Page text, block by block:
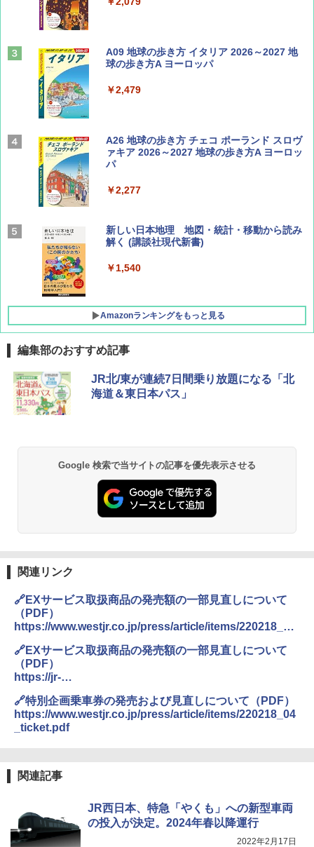
山と溪谷 2026年8月号「南アルプス大全」
Coyote No.89 特集 星野道夫 夢見る旅
￥1,540
AIRLINE（エアライン）2026年9月号【特
集】ボーイング110周年を祝して！
￥1,760
A09 地球の歩き方 イタリア 2026～2027 地
球の歩き方A ヨーロッパ
￥2,479
A26 地球の歩き方 チェコ ポーランド スロヴ
ァキア 2026～2027 地球の歩き方A ヨーロッ
パ
￥2,277
新しい日本地理 地図・統計・移動から読み
解く (講談社現代新書)
￥1,540
Amazonランキングをもっと見る
[キャンパーズコレクション 山善] ポップアッ
プテント 傘みたいに広げて畳める パッとサ
ッとサンシェード キューブ フルクローズ メ
￥6,830
PYKES PEAK (パイクスピーク) 着替えテン
ト プライバシー テント 【中が透けない】 1
人用 折りたたみ 防災グッズ 災害用トイレ ビ
易 トイレテント (ブラック)
ENDLESS BASE 《めざましテレビで紹介》
500002(89232)
￥5,999
広げるだけ パッとサッとテント ブラックコ
ーティング フルクローズ メッシュ 3-4人用
[キャンパーズコレクション 山善] 傘みたいに
広げるだけ パッとサッとテント キューブワ
イド ブラックコーティング フルクローズ メ
ッシュ 4人用 簡単設置 ポップアップテント P
GRANDOOR ステンレス保冷剤 2個セット 2
026リニューアル 急速冷凍 空間倍増 衛生的
コンパクト 保冷力長持ち
DEWEL パラソル 大型 ビーチ アウトドアパ
防水 UVカット 4段階高さ調整 軽量 収納袋付
き
秒）射程5～10m 安全ロック搭載 携帯収納袋
関の購入実績 登山・キャンプ・アウトドア・
防災用品 長期保存可能 緊急時用 日本国内発
送
ポインターライト 強力 小型 緑色/赤色/青紫色
HYREKK 八角形タープ 防水タープ 3×4.5m
ブラックラバーコーティング UPF50+ UVカ
編集部のおすすめ記事
JR北/東が連続7日間乗り放題になる「北
海道＆東日本パス」
Google 検索で当サイトの記事を優先表示させる
関連リンク
🔗EXサービス取扱商品の発売額の一部見直しについて
（PDF）
https://www.westjr.co.jp/press/article/items/220218_05
🔗EXサービス取扱商品の発売額の一部見直しについて
（PDF）
https://jr-
🔗特別企画乗車券の発売および見直しについて（PDF）
https://www.westjr.co.jp/press/article/items/220218_04
_ticket.pdf
関連記事
JR西日本、特急「やくも」への新型車両
の投入が決定。2024年春以降運行
2022年2月17日